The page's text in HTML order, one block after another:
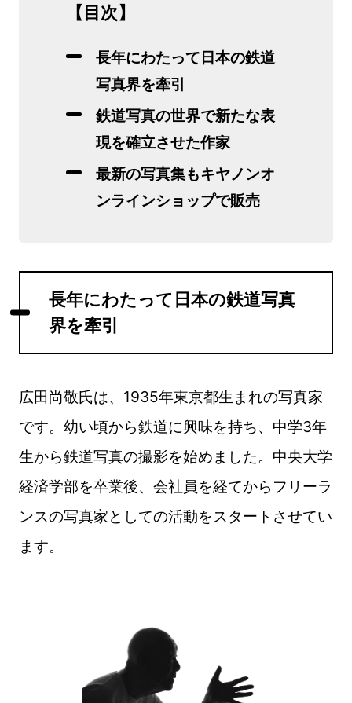
【目次】
長年にわたって日本の鉄道
写真界を牽引
鉄道写真の世界で新たな表
現を確立させた作家
最新の写真集もキヤノンオ
ンラインショップで販売
長年にわたって日本の鉄道写真
界を牽引
広田尚敬氏は、1935年東京都生まれの写真家
です。幼い頃から鉄道に興味を持ち、中学3年
生から鉄道写真の撮影を始めました。中央大学
経済学部を卒業後、会社員を経てからフリーラ
ンスの写真家としての活動をスタートさせてい
ます。